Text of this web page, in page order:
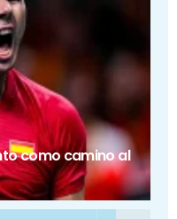
como camino al